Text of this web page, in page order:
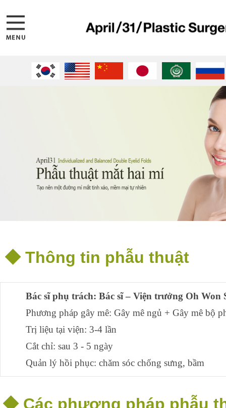
◆ Thông tin phẫu thuật
Bác sĩ phụ trách: Bác sĩ – Viện trưởng Oh Won
Phương pháp gây mê: Gây mê ngủ + Gây mê bộ
Trị liệu tại viện: 3-4 lần
Cắt chỉ: sau 3 - 5 ngày
Quản lý hồi phục: chăm sóc chống sưng, bầm
◆ Các phương pháp phẫu